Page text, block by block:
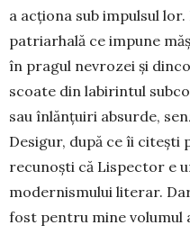
a acţiona sub impulsul
patriarhală ce impune
în pragul nevrozei şi
scoate din labirintul
sau înlănţuiri absurde,
Desigur, după ce îi citeşti
recunoşti că Lispector e
modernismului literar.
fost pentru mine volumul